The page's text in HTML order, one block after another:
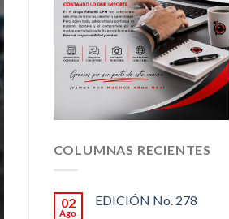
COLUMNAS RECIENTES
02
Ago
EDICIÓN No. 278